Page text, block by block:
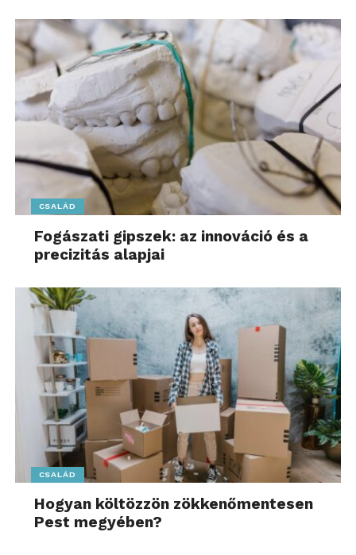
CSALÁD
Fogászati gipszek: az innováció és a
precizitás alapjai
CSALÁD
Hogyan költözzön zökkenőmentesen
Pest megyében?